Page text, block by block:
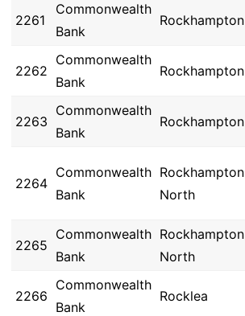
2261
Commonwealth
Bank
Rockhampton
2262
Commonwealth
Bank
Rockhampton
2263
Commonwealth
Bank
Rockhampton
2264
Commonwealth
Bank
Rockhampton
North
2265
Commonwealth
Bank
Rockhampton
North
2266
Commonwealth
Bank
Rocklea